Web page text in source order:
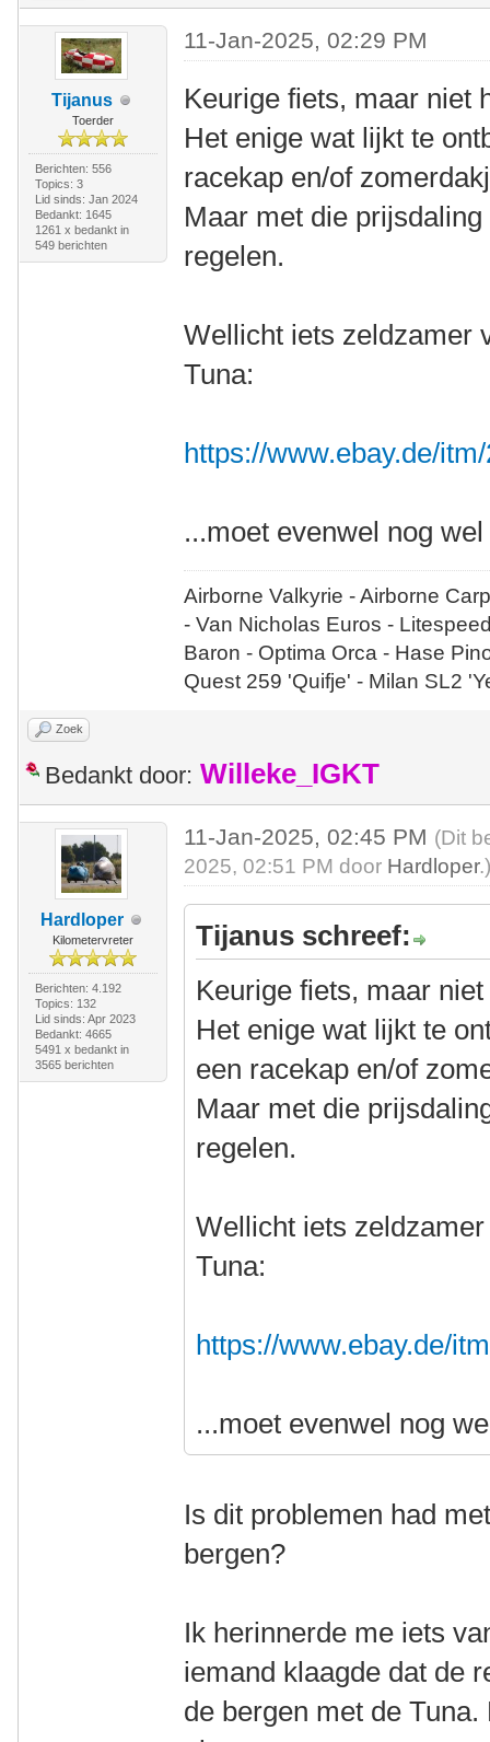
Tijanus
Toerder
Berichten: 556
Topics: 3
Lid sinds: Jan 2024
Bedankt: 1645
1261 x bedankt in
549 berichten
11-Jan-2025, 02:29 PM
Keurige fiets, maar niet
Het enige wat lijkt te
racekap en/of
Maar met die
regelen.
Wellicht iets zeldzamer
Tuna:
https://www.ebay.de/
...moet evenwel nog
Airborne Valkyrie - Airborne
- Van Nicholas Euros -
Baron - Optima Orca - Hase
Quest 259 'Quifje' - Milan SL2
Zoek
Bedankt door: Willeke_IGKT
Hardloper
Kilometervreter
Berichten: 4.192
Topics: 132
Lid sinds: Apr 2023
Bedankt: 4665
5491 x bedankt in
3565 berichten
11-Jan-2025, 02:45 PM (Dit
2025, 02:51 PM door Hardloper
Tijanus schreef:
Keurige fiets, maar
Het enige wat lijkt te
een racekap en/of
Maar met die
regelen.
Wellicht iets
Tuna:
https://www.ebay.de/
...moet evenwel nog
Is dit problemen had
bergen?
Ik herinnerde me iets
iemand klaagde dat de
de bergen met de